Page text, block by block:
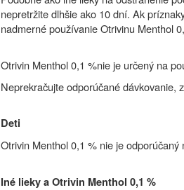
nepretržite dlhšie ako 10 dní. Ak
nadmerné používanie Otrivinu Menthol
Otrivin Menthol 0,1 %nie je určený na
Neprekračujte odporúčané dávkovanie,
Deti
Otrivin Menthol 0,1 % nie je
Iné lieky a Otrivin Menthol 0,1 %